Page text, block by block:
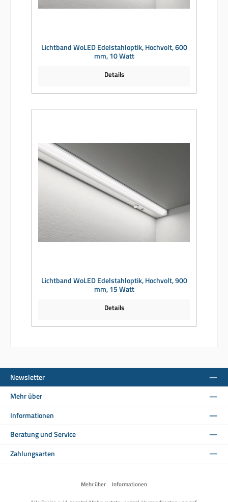
Lichtband WoLED Edelstahloptik, Hochvolt, 600
mm, 10 Watt
Details
Lichtband WoLED Edelstahloptik, Hochvolt, 900
mm, 15 Watt
Details
Newsletter
Mehr über
Informationen
Beratung und Service
Zahlungsarten
Mehr über Informationen